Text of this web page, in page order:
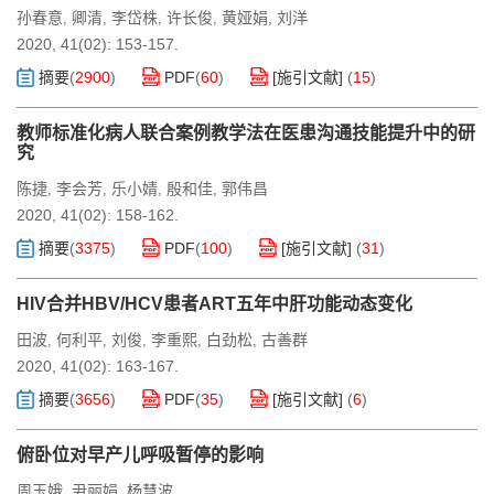
孙春意, 卿清, 李岱株, 许长俊, 黄娅娟, 刘洋
2020, 41(02): 153-157.
摘要(2900) PDF(60) [施引文献] (15)
教师标准化病人联合案例教学法在医患沟通技能提升中的研
究
陈捷, 李会芳, 乐小婧, 殷和佳, 郭伟昌
2020, 41(02): 158-162.
摘要(3375) PDF(100) [施引文献] (31)
HIV合并HBV/HCV患者ART五年中肝功能动态变化
田波, 何利平, 刘俊, 李重熙, 白劲松, 古善群
2020, 41(02): 163-167.
摘要(3656) PDF(35) [施引文献] (6)
俯卧位对早产儿呼吸暂停的影响